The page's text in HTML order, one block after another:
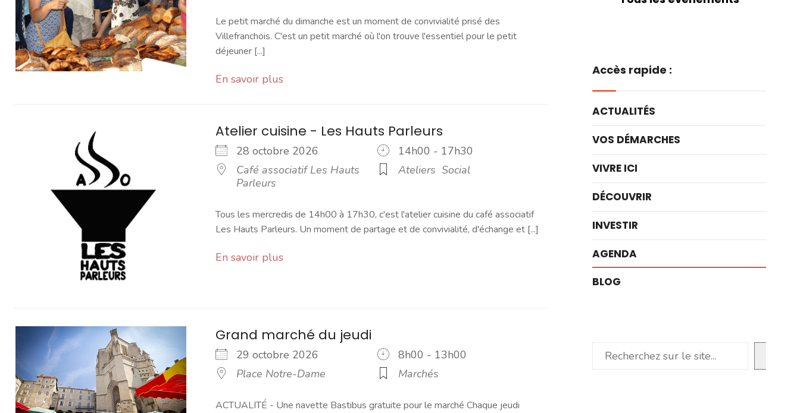
Le petit marché du dimanche est un moment de convivialité prisé des
Villefranchois. C'est un petit marché où l'on trouve l'essentiel pour le petit
déjeuner [...]
En savoir plus
Atelier cuisine - Les Hauts Parleurs
28 octobre 2026
14h00 - 17h30
Café associatif Les Hauts
Parleurs
Ateliers Social
Tous les mercredis de 14h00 à 17h30, c'est l'atelier cuisine du café associatif
Les Hauts Parleurs. Un moment de partage et de convivialité, d'échange et [...]
En savoir plus
Grand marché du jeudi
29 octobre 2026
8h00 - 13h00
Place Notre-Dame
Marchés
ACTUALITÉ - Une navette Bastibus gratuite pour le marché Chaque jeudi
Accès rapide :
ACTUALITÉS
VOS DÉMARCHES
VIVRE ICI
DÉCOUVRIR
INVESTIR
AGENDA
BLOG
Rechercher